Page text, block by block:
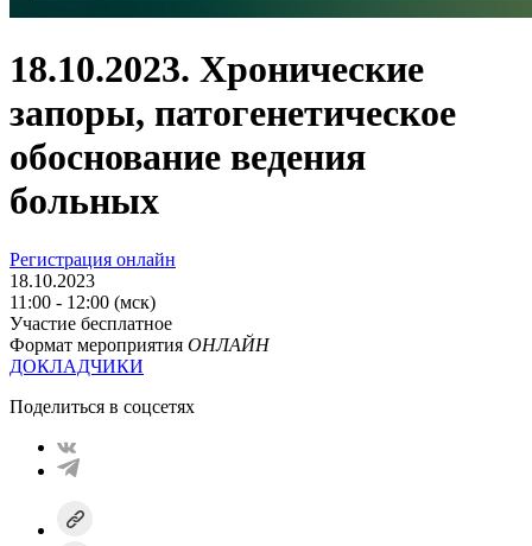
18.10.2023. Хронические
запоры, патогенетическое
обоснование ведения
больных
Регистрация онлайн
18.10.2023
11:00 - 12:00 (мск)
Участие бесплатное
Формат мероприятия ОНЛАЙН
ДОКЛАДЧИКИ
Поделиться в соцсетях